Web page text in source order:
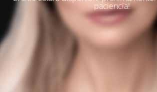
paciencia!